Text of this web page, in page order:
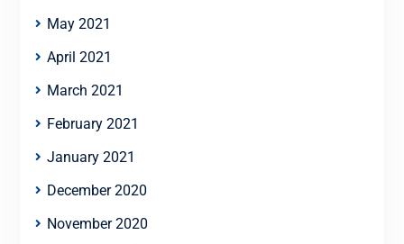
May 2021
April 2021
March 2021
February 2021
January 2021
December 2020
November 2020